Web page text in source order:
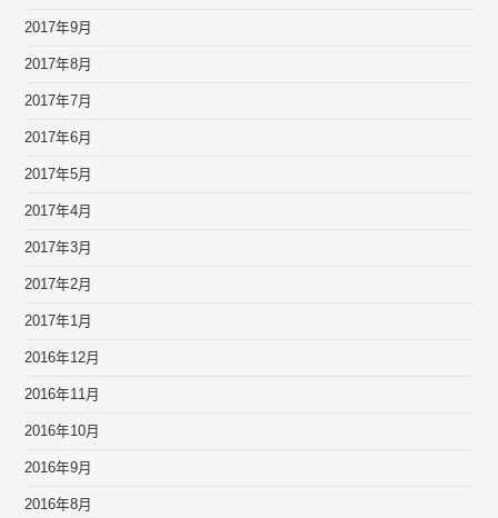
2017年9月
2017年8月
2017年7月
2017年6月
2017年5月
2017年4月
2017年3月
2017年2月
2017年1月
2016年12月
2016年11月
2016年10月
2016年9月
2016年8月